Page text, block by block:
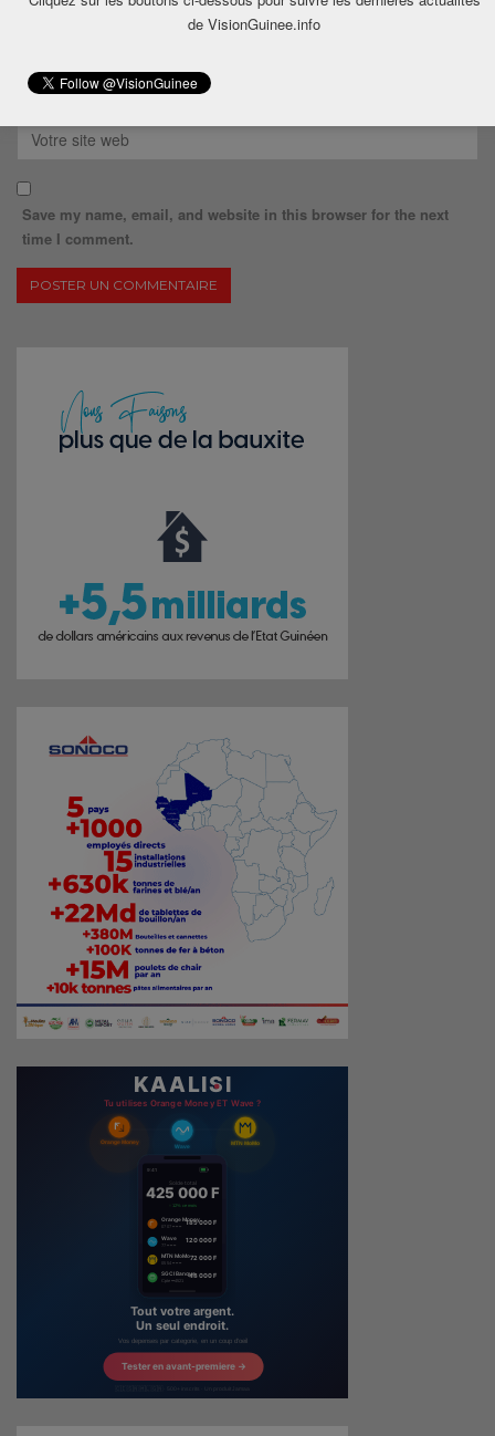
Save my name, email, and website in this browser for the next
time I comment.
de VisionGuinee.info